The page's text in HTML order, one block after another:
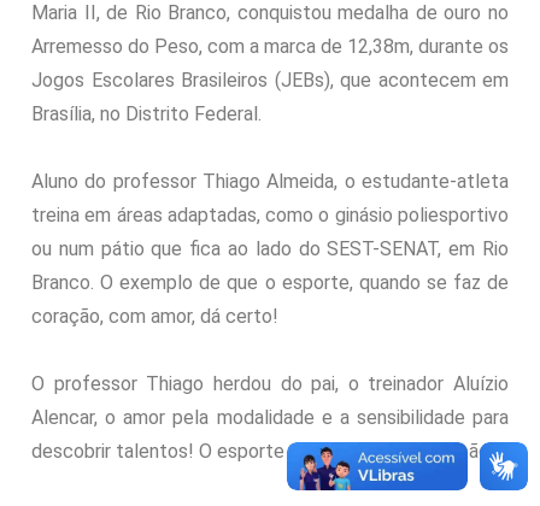
Maria II, de Rio Branco, conquistou medalha de ouro no
Arremesso do Peso, com a marca de 12,38m, durante os
Jogos Escolares Brasileiros (JEBs), que acontecem em
Brasília, no Distrito Federal.
Aluno do professor Thiago Almeida, o estudante-atleta
treina em áreas adaptadas, como o ginásio poliesportivo
ou num pátio que fica ao lado do SEST-SENAT, em Rio
Branco. O exemplo de que o esporte, quando se faz de
coração, com amor, dá certo!
O professor Thiago herdou do pai, o treinador Aluízio
Alencar, o amor pela modalidade e a sensibilidade para
descobrir talentos! O esporte de geração em geração!